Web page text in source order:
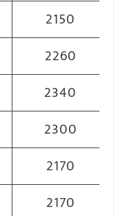
2150
2260
2340
2300
2170
2170